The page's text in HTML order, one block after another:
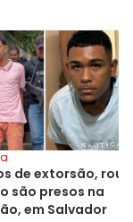
de extorsão,
são presos na
em Salvador